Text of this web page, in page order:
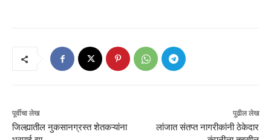
पूर्वीचा लेख
जिल्ह्यातील नुकसानग्रस्त शेतकऱ्यांना
पुढील लेख
लांजात संतप्त नागरीकांनी ठेकेदार